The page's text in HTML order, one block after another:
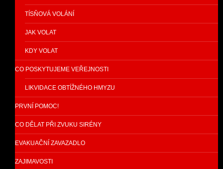
TÍSŇOVÁ VOLÁNÍ
JAK VOLAT
KDY VOLAT
CO POSKYTUJEME VEŘEJNOSTI
LIKVIDACE OBTÍŽNÉHO HMYZU
PRVNÍ POMOC!
CO DĚLAT PŘI ZVUKU SIRÉNY
EVAKUAČNÍ ZAVAZADLO
ZAJIMAVOSTI